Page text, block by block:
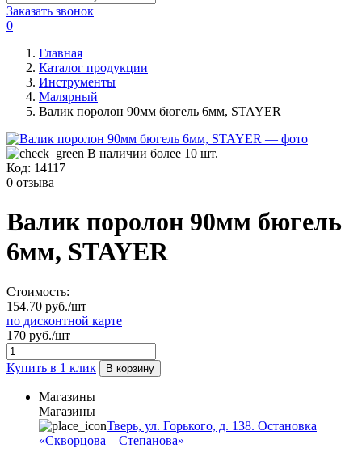
Заказать звонок
0
Главная
Каталог продукции
Инструменты
Малярный
Валик поролон 90мм бюгель 6мм, STAYER
В наличии более 10 шт.
Код: 14117
0 отзыва
Валик поролон 90мм бюгель
6мм, STAYER
Стоимость:
154.70 руб./шт
по дисконтной карте
170 руб./шт
Купить в 1 клик В корзину
Магазины
Магазины
Тверь, ул. Горького, д. 138. Остановка
«Скворцова – Степанова»